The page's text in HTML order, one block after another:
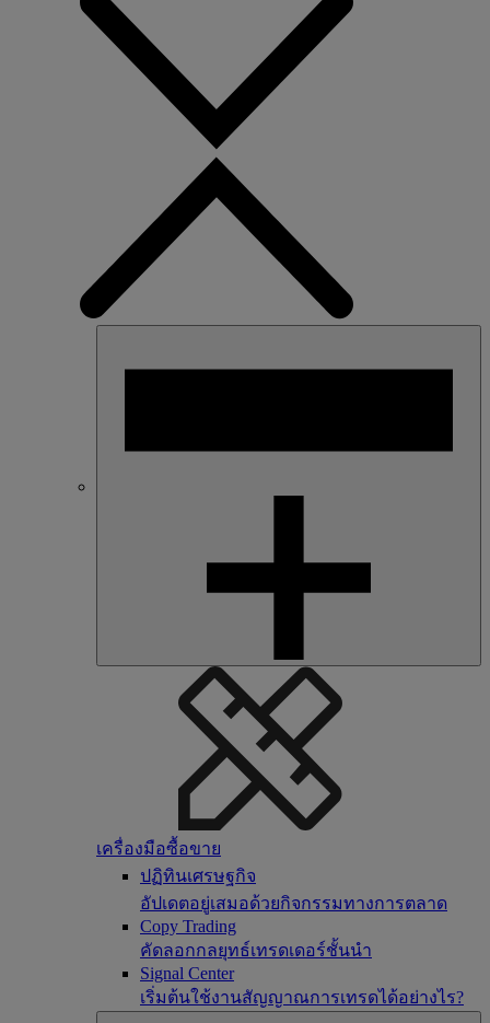
เครื่องมือซื้อขาย
ปฏิทินเศรษฐกิจ
อัปเดตอยู่เสมอด้วยกิจกรรมทางการตลาด
Copy Trading
คัดลอกกลยุทธ์เทรดเดอร์ชั้นนำ
Signal Center
เริ่มต้นใช้งานสัญญาณการเทรดได้อย่างไร?